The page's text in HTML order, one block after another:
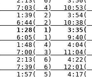
7:03(  4)
1:39(  2)    3:54(
6:44(  2)
   1:28(  1)
3:35(
6:05(  1)
7:00(  3)
7:39(  6)